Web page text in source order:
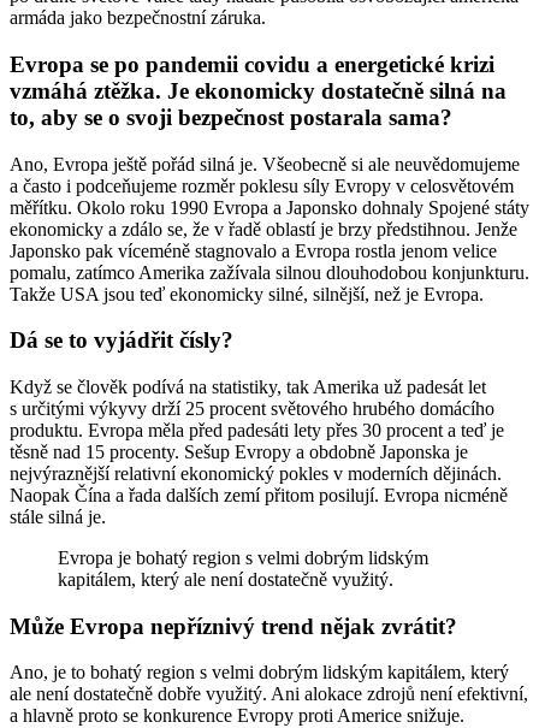
armáda jako bezpečnostní záruka.
Evropa se po pandemii covidu a energetické krizi
vzmáhá ztěžka. Je ekonomicky dostatečně silná na
to, aby se o svoji bezpečnost postarala sama?
Ano, Evropa ještě pořád silná je. Všeobecně si ale neuvědomujeme
a často i podceňujeme rozměr poklesu síly Evropy v celosvětovém
měřítku. Okolo roku 1990 Evropa a Japonsko dohnaly Spojené státy
ekonomicky a zdálo se, že v řadě oblastí je brzy předstihnou. Jenže
Japonsko pak víceméně stagnovalo a Evropa rostla jenom velice
pomalu, zatímco Amerika zažívala silnou dlouhodobou konjunkturu.
Takže USA jsou teď ekonomicky silné, silnější, než je Evropa.
Dá se to vyjádřit čísly?
Když se člověk podívá na statistiky, tak Amerika už padesát let
s určitými výkyvy drží 25 procent světového hrubého domácího
produktu. Evropa měla před padesáti lety přes 30 procent a teď je
těsně nad 15 procenty. Sešup Evropy a obdobně Japonska je
nejvýraznější relativní ekonomický pokles v moderních dějinách.
Naopak Čína a řada dalších zemí přitom posilují. Evropa nicméně
stále silná je.
Evropa je bohatý region s velmi dobrým lidským
kapitálem, který ale není dostatečně využitý.
Může Evropa nepříznivý trend nějak zvrátit?
Ano, je to bohatý region s velmi dobrým lidským kapitálem, který
ale není dostatečně dobře využitý. Ani alokace zdrojů není efektivní,
a hlavně proto se konkurence Evropy proti Americe snižuje.